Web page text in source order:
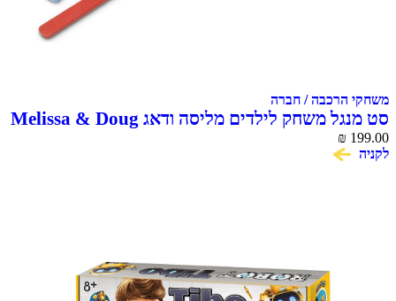
משחקי הרכבה / חברה
סט מנגל משחק לילדים מליסה ודאג Melissa & Doug
₪ 199.00
לקניה